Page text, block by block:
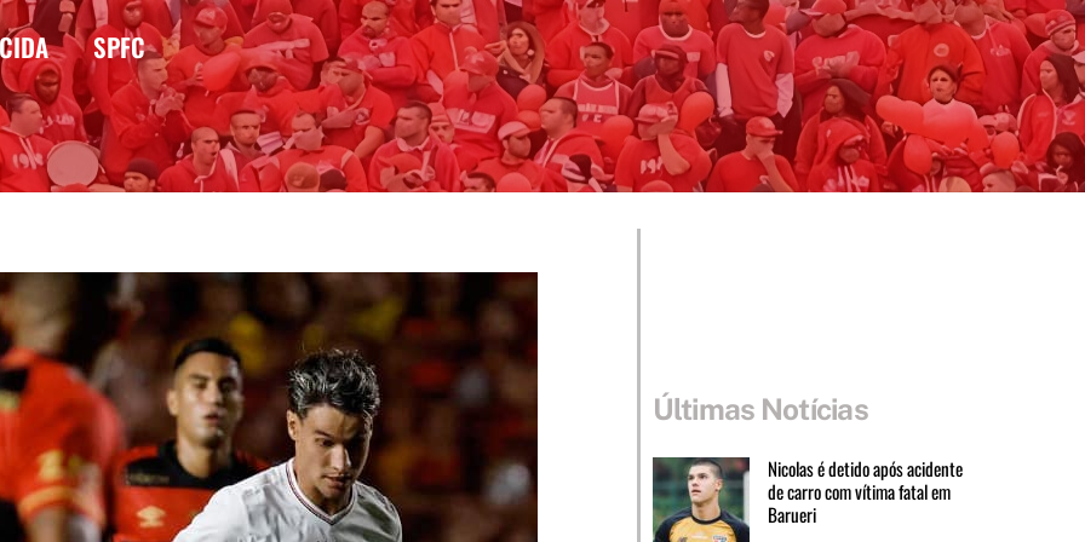
SPFC
Últimas Notícias
Nicolas é detido após acidente
de carro com vítima fatal em
Barueri